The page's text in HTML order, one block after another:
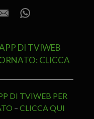
DI TVIWEB
CLICCA
DI TVIWEB PER
– CLICCA QUI